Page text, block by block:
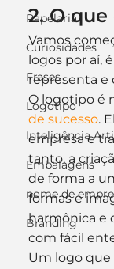
Papelaria
Curiosidades
Frases
Logotipo
Inteligência
Embalagens
nome de
Branding
2. O
Vamos
logos por aí,
representa e
O logotipo é
de sucesso.
empresa e
tanto, a
de forma a
formas e
harmônica e
com fácil
Um logo que